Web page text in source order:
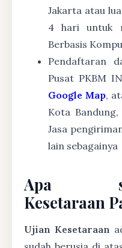
Jakarta atau
4 hari untuk
Berbasis
Pendaftaran
Pusat PKBM
Google Map,
Kota
Jasa
lain sebagainya
Apa
Kesetaraan
Ujian Kesetaraan